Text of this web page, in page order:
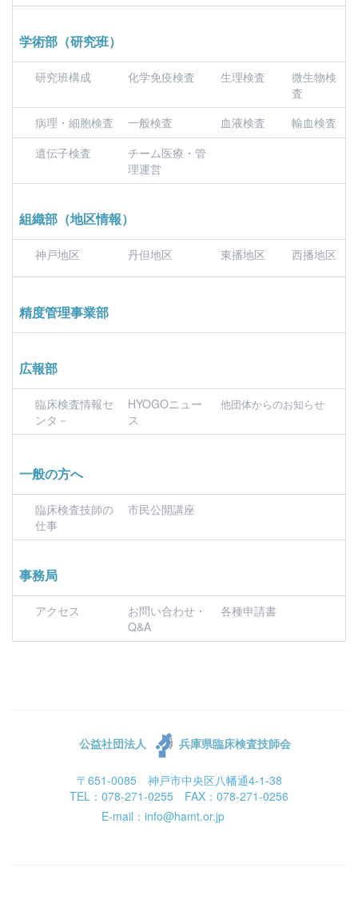
学術部（研究班）
研究班構成 化学免疫検査 生理検査
微生物検
査
病理・細胞検査
一般検査 血液検査
輸血検査
遺伝子検査
チーム医療・管
理運営
組織部（地区情報）
神戸地区 丹但地区 東播地区 西播地区
精度管理事業部
広報部
臨床検査情報セ
ンタ－
HYOGOニュー
ス
他団体からのお知らせ
一般の方へ
臨床検査技師の
仕事
市民公開講座
事務局
アクセス
お問い合わせ・
Q&A
各種申請書
公益社団法人 兵庫県臨床検査技師会
〒651-0085 神戸市中央区八幡通4-1-38
TEL：078-271-0255 FAX：078-271-0256
E-mail：info@hamt.or.jp